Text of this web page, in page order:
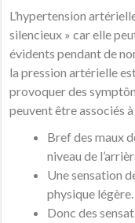
L’hypertension
silencieux » car elle
évidents pendant de
la pression artérielle
provoquer des
peuvent être associés
Bref des maux
niveau de
Une sensation
physique légère.
Donc des